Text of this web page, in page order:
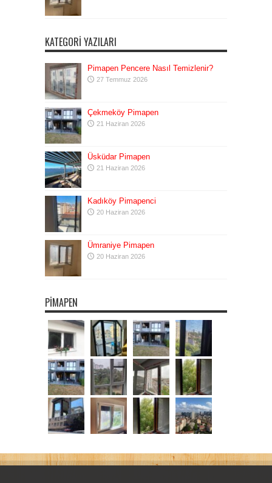
KATEGORI YAZILARI
Pimapen Pencere Nasıl Temizlenir?
27 Temmuz 2026
Çekmeköy Pimapen
21 Haziran 2026
Üsküdar Pimapen
21 Haziran 2026
Kadıköy Pimapenci
20 Haziran 2026
Ümraniye Pimapen
20 Haziran 2026
PIMAPEN